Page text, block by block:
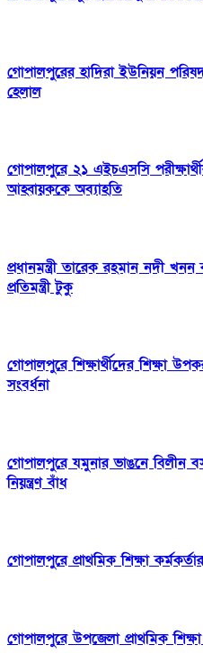
গোপালপুরের হাদিরা ইউনিয়ন
হেলাল
গোপালপুরে ২১ এইচএসসি
আহ্বায়ককে অব্যাহতি
প্রধানমন্ত্রী তারেক রহমান নদী
প্রতিমন্ত্রী টুকু
গোপালপুরে শিক্ষার্থীদের শিক্ষা
সংবর্ধনা
গোপালপুরে যমুনার ভাঙনে বিলীন
নিয়ন্ত্রণ বাঁধ
গোপালপুরে প্রাথমিক শিক্ষা
গোপালপুরে উপজেলা প্রাথমিক